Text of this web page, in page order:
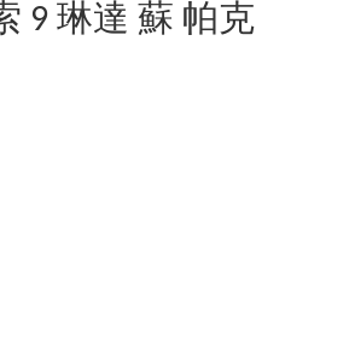
9 琳達 蘇 帕克